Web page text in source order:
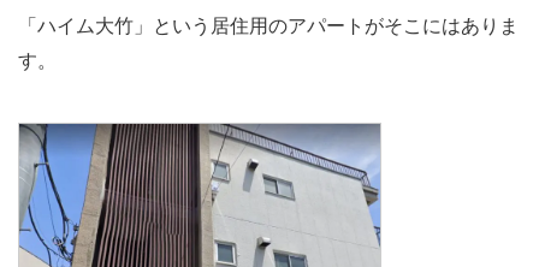
「ハイム大竹」という居住用のアパートがそこにはありま
す。